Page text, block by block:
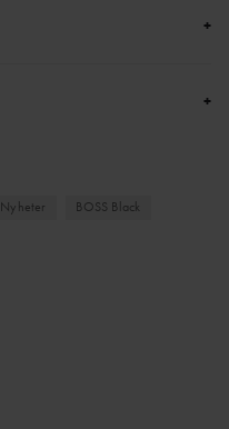
+
+
Nyheter BOSS Black